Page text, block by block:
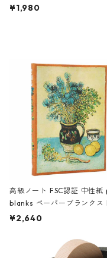
ch 3532 ルートート WR.ポ
¥1,980
高級ノート FSC認証 中性
blanks ペーパーブランクス
ハードカバー 罫線 ヴァン・
¥2,640